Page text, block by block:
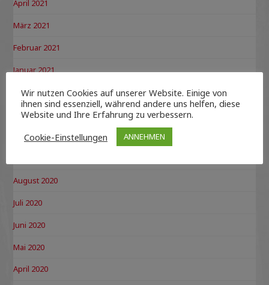
April 2021
März 2021
Februar 2021
Januar 2021
Dezember 2020
November 2020
Oktober 2020
August 2020
Juli 2020
Juni 2020
Mai 2020
April 2020
Wir nutzen Cookies auf unserer Website. Einige von
ihnen sind essenziell, während andere uns helfen, diese
Website und Ihre Erfahrung zu verbessern.
Cookie-Einstellungen
ANNEHMEN